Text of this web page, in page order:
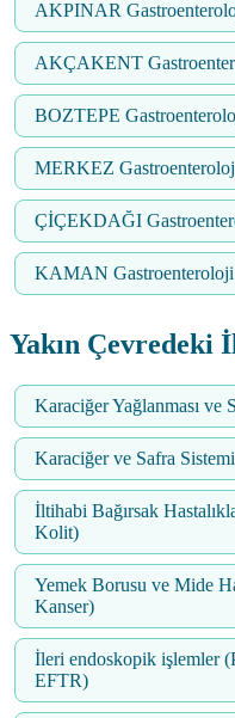
AKPINAR
AKÇAKENT
BOZTEPE
MERKEZ
ÇİÇEKDAĞI
KAMAN Gastroenteroloji
Yakın Çevredeki
Karaciğer Yağlanması ve
Karaciğer ve Safra
İltihabi Bağırsak
Kolit)
Yemek Borusu ve Mide
Kanser)
İleri endoskopik işlemler
EFTR)